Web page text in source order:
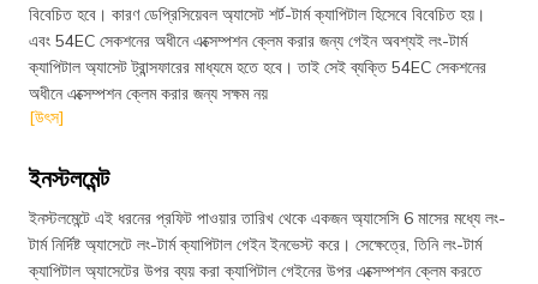
বিবেচিত হবে। কারণ ডেপ্রিসিয়েবল অ্যাসেট শর্ট-টার্ম ক্যাপিটাল হিসেবে বিবেচিত হয়।
এবং 54EC সেকশনের অধীনে এক্সেম্পশন ক্লেম করার জন্য গেইন অবশ্যই লং-টার্ম
ক্যাপিটাল অ্যাসেট ট্রান্সফারের মাধ্যমে হতে হবে। তাই সেই ব্যক্তি 54EC সেকশনের
অধীনে এক্সেম্পশন ক্লেম করার জন্য সক্ষম নয়
[উৎস]
ইনস্টলমেন্ট
ইনস্টলমেন্টে এই ধরনের প্রফিট পাওয়ার তারিখ থেকে একজন অ্যাসেসি 6 মাসের মধ্যে লং-
টার্ম নির্দিষ্ট অ্যাসেটে লং-টার্ম ক্যাপিটাল গেইন ইনভেস্ট করে। সেক্ষেত্রে, তিনি লং-টার্ম
ক্যাপিটাল অ্যাসেটের উপর ব্যয় করা ক্যাপিটাল গেইনের উপর এক্সেম্পশন ক্লেম করতে